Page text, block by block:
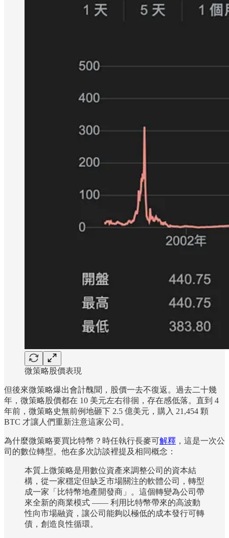
微策略股價表現
但後來微策略爆出會計醜聞，股價一去不復返。過去二十幾
年，微策略股價都在 10 美元左右徘徊，存在感低落。直到 4
年前，微策略史無前例地砸下 2.5 億美元，購入 21,454 顆
BTC 才讓人們重新注意這家公司。
為什麼微策略要買比特幣？時任執行長麥可解釋 ，這是一次公
司的數位轉型。他在多次訪談裡提及相同概念：
本質上微策略是用數位資產來調整公司的資本結
構，從一家穩定但缺乏市場關注的軟體公司，轉型
成一家「比特幣地產開發商」。這個轉變為公司帶
來全新的商業模式 —— 利用比特幣帶來的高波動
性向市場融資，讓公司能夠以極低的成本發行可轉
債，創造良性循環。